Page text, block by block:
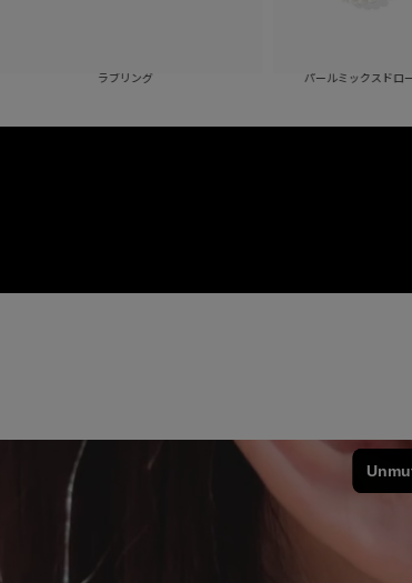
パールミックスドロークロスハートピアス